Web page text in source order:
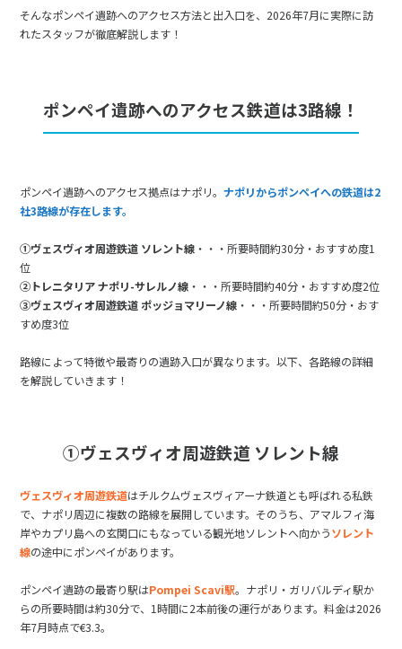
そんなポンペイ遺跡へのアクセス方法と出入口を、2026年7月に実際に訪
れたスタッフが徹底解説します！
ポンペイ遺跡へのアクセス鉄道は3路線！
ポンペイ遺跡へのアクセス拠点はナポリ。ナポリからポンペイへの鉄道は2
社3路線が存在します。
①ヴェスヴィオ周遊鉄道 ソレント線 ・・・所要時間約30分・おすすめ度1
位
②トレニタリア ナポリ-サレルノ線 ・・・所要時間約40分・おすすめ度2位
③ヴェスヴィオ周遊鉄道 ポッジョマリーノ線 ・・・所要時間約50分・おす
すめ度3位
路線によって特徴や最寄りの遺跡入口が異なります。以下、各路線の詳細
を解説していきます！
①ヴェスヴィオ周遊鉄道 ソレント線
ヴェスヴィオ周遊鉄道はチルクムヴェスヴィアーナ鉄道とも呼ばれる私鉄
で、ナポリ周辺に複数の路線を展開しています。そのうち、アマルフィ海
岸やカプリ島への玄関口にもなっている観光地ソレントへ向かうソレント
線の途中にポンペイがあります。
ポンペイ遺跡の最寄り駅はPompei Scavi駅。ナポリ・ガリバルディ駅か
らの所要時間は約30分で、1時間に2本前後の運行があります。料金は2026
年7月時点で€3.3。